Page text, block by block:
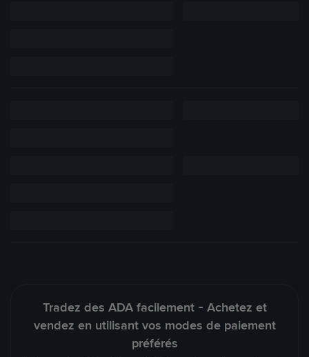
Tradez des ADA facilement - Achetez et
vendez en utilisant vos modes de paiement
préférés